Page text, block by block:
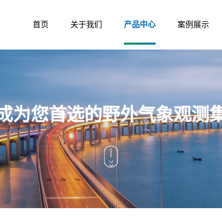
首页 关于我们 产品中心 案例展示
为您首选的野外气象观测